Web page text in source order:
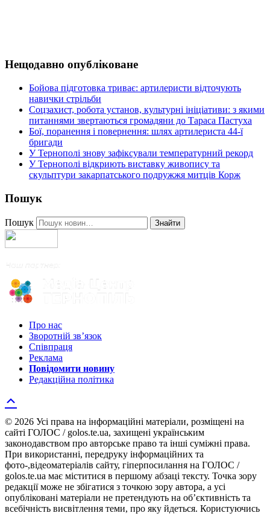
Нещодавно опубліковане
Бойова підготовка триває: артилеристи відточують
навички стрільби
Соцзахист, робота установ, культурні ініціативи: з якими
питаннями звертаються громадяни до Тараса Пастуха
Бої, поранення і повернення: шлях артилериста 44-ї
бригади
У Тернополі знову зафіксували температурний рекорд
У Тернополі відкриють виставку живопису та
скульптури закарпатського подружжя митців Корж
Пошук
Пошук Знайти
Про нас
Зворотній зв’язок
Співпраця
Реклама
Повідомити новину
Редакційна політика
© 2026 Усі права на інформаційні матеріали, розміщені на
сайті ГОЛОС / golos.te.ua, захищені українським
законодавством про авторське право та інші суміжні права.
При використанні, передруку інформаційних та
фото-,відеоматеріалів сайту, гіперпосилання на ГОЛОС /
golos.te.ua має міститися в першому абзаці тексту. Точка зору
редакції може не збігатися з точкою зору автора, а усі
опубліковані матеріали не претендують на об’єктивність та
всебічність висвітлення теми, про яку йдеться. Користуючись